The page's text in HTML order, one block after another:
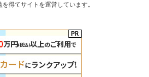
得てサイトを運営しています。